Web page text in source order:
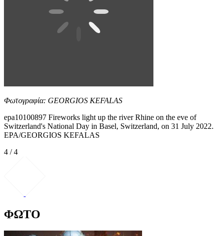
Φωτογραφία: GEORGIOS KEFALAS
epa10100897 Fireworks light up the river Rhine on the eve of
Switzerland's National Day in Basel, Switzerland, on 31 July 2022.
EPA/GEORGIOS KEFALAS
4 / 4
ΦΩΤΟ